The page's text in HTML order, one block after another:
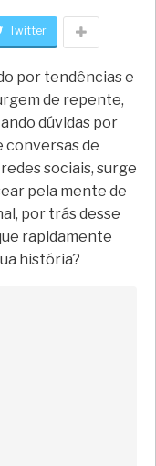
Twitter
por tendências e
de repente,
dúvidas por
conversas de
sociais, surge
pela mente de
por trás desse
rapidamente
história?